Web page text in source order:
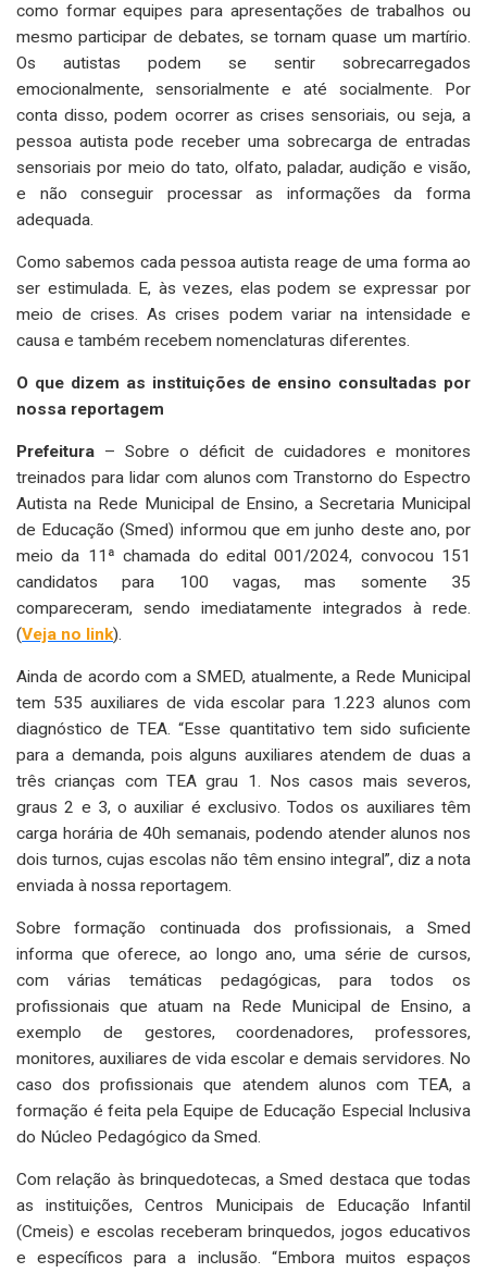
como formar equipes para apresentações de trabalhos ou
mesmo participar de debates, se tornam quase um martírio.
Os autistas podem se sentir sobrecarregados
emocionalmente, sensorialmente e até socialmente. Por
conta disso, podem ocorrer as crises sensoriais, ou seja, a
pessoa autista pode receber uma sobrecarga de entradas
sensoriais por meio do tato, olfato, paladar, audição e visão,
e não conseguir processar as informações da forma
adequada.
Como sabemos cada pessoa autista reage de uma forma ao
ser estimulada. E, às vezes, elas podem se expressar por
meio de crises. As crises podem variar na intensidade e
causa e também recebem nomenclaturas diferentes.
O que dizem as instituições de ensino consultadas por
nossa reportagem
Prefeitura – Sobre o déficit de cuidadores e monitores
treinados para lidar com alunos com Transtorno do Espectro
Autista na Rede Municipal de Ensino, a Secretaria Municipal
de Educação (Smed) informou que em junho deste ano, por
meio da 11ª chamada do edital 001/2024, convocou 151
candidatos para 100 vagas, mas somente 35
compareceram, sendo imediatamente integrados à rede.
(Veja no link).
Ainda de acordo com a SMED, atualmente, a Rede Municipal
tem 535 auxiliares de vida escolar para 1.223 alunos com
diagnóstico de TEA. “Esse quantitativo tem sido suficiente
para a demanda, pois alguns auxiliares atendem de duas a
três crianças com TEA grau 1. Nos casos mais severos,
graus 2 e 3, o auxiliar é exclusivo. Todos os auxiliares têm
carga horária de 40h semanais, podendo atender alunos nos
dois turnos, cujas escolas não têm ensino integral”, diz a nota
enviada à nossa reportagem.
Sobre formação continuada dos profissionais, a Smed
informa que oferece, ao longo ano, uma série de cursos,
com várias temáticas pedagógicas, para todos os
profissionais que atuam na Rede Municipal de Ensino, a
exemplo de gestores, coordenadores, professores,
monitores, auxiliares de vida escolar e demais servidores. No
caso dos profissionais que atendem alunos com TEA, a
formação é feita pela Equipe de Educação Especial Inclusiva
do Núcleo Pedagógico da Smed.
Com relação às brinquedotecas, a Smed destaca que todas
as instituições, Centros Municipais de Educação Infantil
(Cmeis) e escolas receberam brinquedos, jogos educativos
e específicos para a inclusão. “Embora muitos espaços